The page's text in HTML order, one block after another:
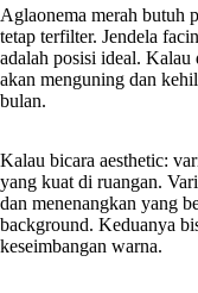
Aglaonema merah butuh
tetap terfilter. Jendela
adalah posisi ideal.
akan menguning dan
bulan.
Kalau bicara aesthetic:
yang kuat di ruangan.
dan menenangkan yang
background. Keduanya
keseimbangan warna.